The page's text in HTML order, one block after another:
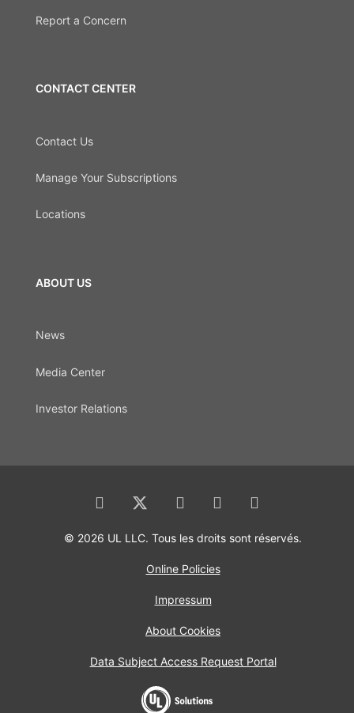
Report a Concern
CONTACT CENTER
Contact Us
Manage Your Subscriptions
Locations
ABOUT US
News
Media Center
Investor Relations
© 2026 UL LLC. Tous les droits sont réservés.
Online Policies
Impressum
About Cookies
Data Subject Access Request Portal